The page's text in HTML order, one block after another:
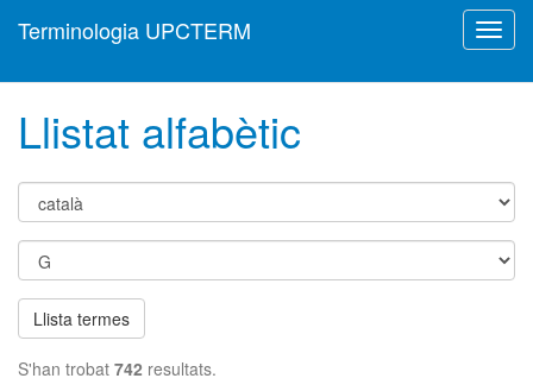
Terminologia UPCTERM
Llistat alfabètic
Llista termes
S'han trobat 742 resultats.